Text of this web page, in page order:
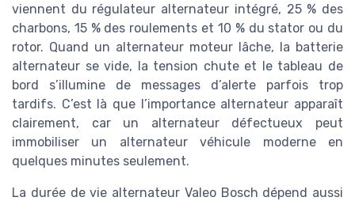
viennent du régulateur alternateur intégré, 25 % des
charbons, 15 % des roulements et 10 % du stator ou du
rotor. Quand un alternateur moteur lâche, la batterie
alternateur se vide, la tension chute et le tableau de
bord s’illumine de messages d’alerte parfois trop
tardifs. C’est là que l’importance alternateur apparaît
clairement, car un alternateur défectueux peut
immobiliser un alternateur véhicule moderne en
quelques minutes seulement.
La durée de vie alternateur Valeo Bosch dépend aussi